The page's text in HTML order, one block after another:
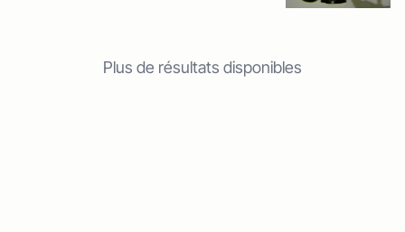
Plus de résultats disponibles